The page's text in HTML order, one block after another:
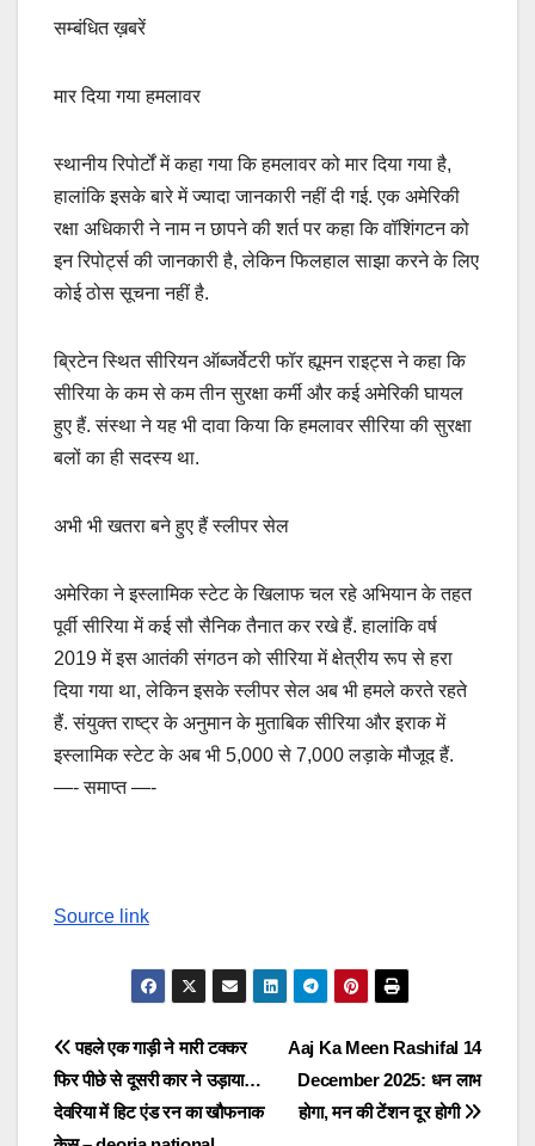
सम्बंधित ख़बरें
मार दिया गया हमलावर
स्थानीय रिपोर्टों में कहा गया कि हमलावर को मार दिया गया है,
हालांकि इसके बारे में ज्यादा जानकारी नहीं दी गई. एक अमेरिकी
रक्षा अधिकारी ने नाम न छापने की शर्त पर कहा कि वॉशिंगटन को
इन रिपोर्ट्स की जानकारी है, लेकिन फिलहाल साझा करने के लिए
कोई ठोस सूचना नहीं है.
ब्रिटेन स्थित सीरियन ऑब्जर्वेटरी फॉर ह्यूमन राइट्स ने कहा कि
सीरिया के कम से कम तीन सुरक्षा कर्मी और कई अमेरिकी घायल
हुए हैं. संस्था ने यह भी दावा किया कि हमलावर सीरिया की सुरक्षा
बलों का ही सदस्य था.
अभी भी खतरा बने हुए हैं स्लीपर सेल
अमेरिका ने इस्लामिक स्टेट के खिलाफ चल रहे अभियान के तहत
पूर्वी सीरिया में कई सौ सैनिक तैनात कर रखे हैं. हालांकि वर्ष
2019 में इस आतंकी संगठन को सीरिया में क्षेत्रीय रूप से हरा
दिया गया था, लेकिन इसके स्लीपर सेल अब भी हमले करते रहते
हैं. संयुक्त राष्ट्र के अनुमान के मुताबिक सीरिया और इराक में
इस्लामिक स्टेट के अब भी 5,000 से 7,000 लड़ाके मौजूद हैं.
—- समाप्त —-
Source link
Post
navigation
Aaj Ka Meen Rashifal 14
December 2025: धन लाभ
होगा, मन की टेंशन दूर होगी
पहले एक गाड़ी ने मारी टक्कर
फिर पीछे से दूसरी कार ने उड़ाया…
देवरिया में हिट एंड रन का खौफनाक